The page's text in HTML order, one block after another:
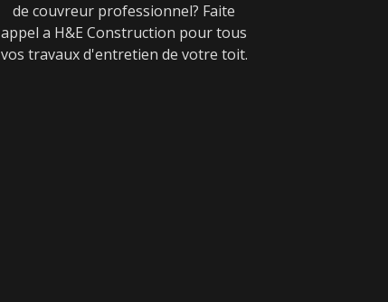
de couvreur professionnel? Faite
appel a H&E Construction pour tous
vos travaux d'entretien de votre toit.